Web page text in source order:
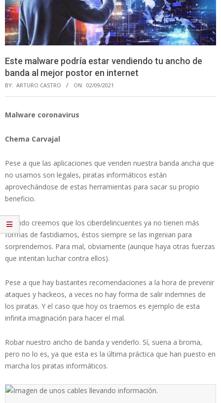
Este malware podría estar vendiendo tu ancho de
banda al mejor postor en internet
BY: ARTURO CASTRO ON: 02/09/2021
Malware coronavirus
Chema Carvajal
Pese a que las aplicaciones que venden nuestra banda ancha que
no usamos son legales, piratas informáticos están
aprovechándose de estas herramientas para sacar su propio
beneficio.
Cuando creemos que los ciberdelincuentes ya no tienen más
formas de fastidiarnos, éstos siempre se las ingenian para
sorprendernos. Para mal, obviamente (aunque haya otras fuerzas
que intentan luchar contra ellos).
Pese a que hay bastantes recomendaciones a la hora de prevenir
ataques y hackeos, a veces no hay forma de salir indemnes de
los piratas. Y el caso que hoy os traemos es ejemplo de esta
infinita imaginación para hacer el mal.
Robar nuestro ancho de banda y venderlo. Sí, suena a broma,
pero no lo es, ya que esta es la última práctica que han puesto en
marcha los piratas informáticos.